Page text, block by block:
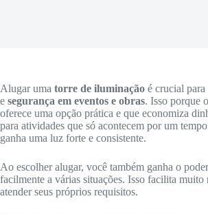
Alugar uma torre de iluminação é crucial
e segurança em eventos e obras. Isso porque
oferece uma opção prática e que economiza
para atividades que só acontecem por um
ganha uma luz forte e consistente.
Ao escolher alugar, você também ganha o
facilmente a várias situações. Isso facilita muito
atender seus próprios requisitos.